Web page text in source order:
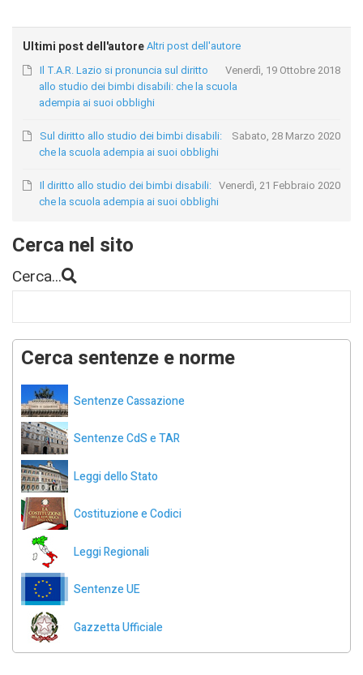
Ultimi post dell'autore Altri post dell'autore
Venerdì, 19 Ottobre 2018
Il T.A.R. Lazio si pronuncia sul diritto
allo studio dei bimbi disabili: che la scuola
adempia ai suoi obblighi
Sabato, 28 Marzo 2020
Sul diritto allo studio dei bimbi disabili:
che la scuola adempia ai suoi obblighi
Venerdì, 21 Febbraio 2020
Il diritto allo studio dei bimbi disabili:
che la scuola adempia ai suoi obblighi
Cerca nel sito
Cerca...
Cerca sentenze e norme
Sentenze Cassazione
Sentenze CdS e TAR
Leggi dello Stato
Costituzione e Codici
Leggi Regionali
Sentenze UE
Gazzetta Ufficiale